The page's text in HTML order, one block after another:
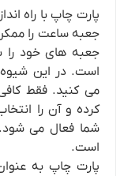
پارت چاپ با راه
جعبه ساعت را
جعبه های خود را
است. در این
می کنید. فقط
کرده و آن را
شما فعال می شود.
است.
پارت چاپ به